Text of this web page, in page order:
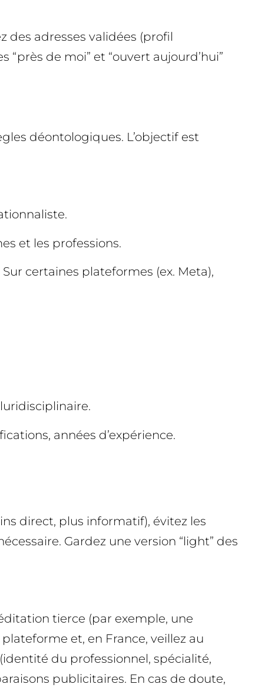
des adresses validées (profil
de moi” et “ouvert aujourd’hui”
déontologiques. L’objectif est
et les professions.
certaines plateformes (ex. Meta),
années d’expérience.
direct, plus informatif), évitez les
Gardez une version “light” des
tierce (par exemple, une
et, en France, veillez au
du professionnel, spécialité,
publicitaires. En cas de doute,